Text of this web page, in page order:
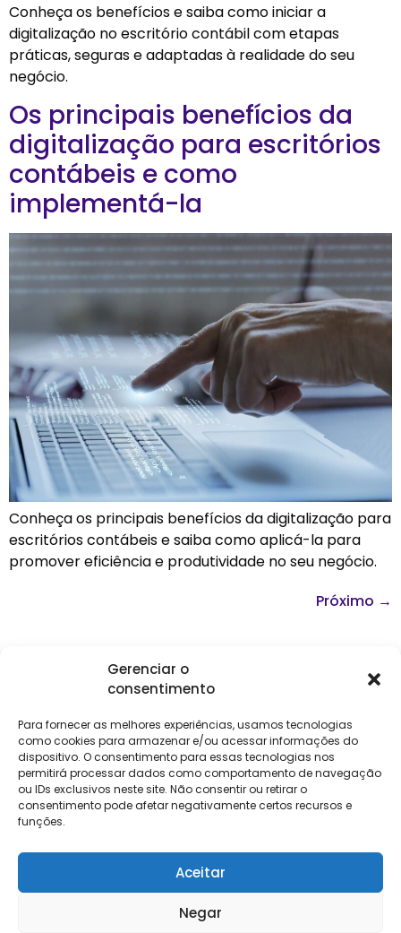
Gerenciar o
consentimento
Para fornecer as melhores experiências, usamos tecnologias
como cookies para armazenar e/ou acessar informações do
dispositivo. O consentimento para essas tecnologias nos
permitirá processar dados como comportamento de navegação
ou IDs exclusivos neste site. Não consentir ou retirar o
consentimento pode afetar negativamente certos recursos e
funções.
Aceitar
Negar
Conheça os benefícios e saiba como iniciar a
digitalização no escritório contábil com etapas
práticas, seguras e adaptadas à realidade do seu
negócio.
Os principais benefícios da
digitalização para escritórios
contábeis e como
implementá-la
Conheça os principais benefícios da digitalização para
escritórios contábeis e saiba como aplicá-la para
promover eficiência e produtividade no seu negócio.
Próximo →
Institucional
Trabalhe
Conosco
Contato
Relatório de
Salarial
Clientes
Login
Eventos
Contábeis
Holos
NG Essence
Soluções
DP e RH
NG Folha
eKeep
FisCo